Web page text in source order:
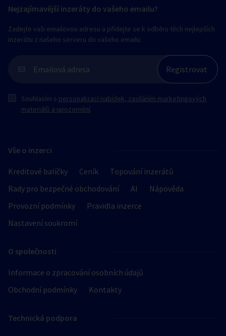
Vše o inzerci
Kreditové balíčky Ceník
Topování inzerátů
Rady pro bezpečné obchodování
AI
Nápověda
Provozní podmínky
Pravidla inzerce
Nastavení soukromí
O společnosti
Informace o zpracování osobních údajů
Obchodní podmínky
Kontakty
Technická podpora
Nejzajímavější inzeráty do vašeho emailu?
Zadejte vaši emailovou adresu a přidejte se k odběru těch nejlepších
inzerátu z našeho serveru do vašeho emailu.
Souhlasím s personalizací nabídek, zasíláním marketingových
materiálů a upozornění.